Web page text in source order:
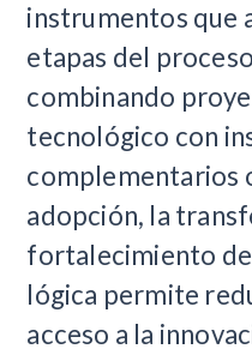
instrumentos que
etapas del
combinando
tecnológico con
complementarios
adopción, la
fortalecimiento de
lógica permite
acceso a la